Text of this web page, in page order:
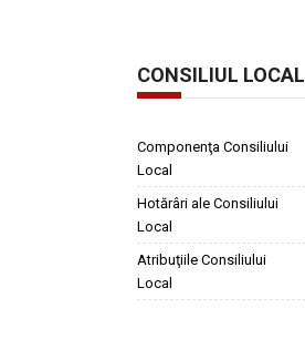
CONSILIUL LOCAL
Componenţa Consiliului
Local
Hotărâri ale Consiliului
Local
Atribuţiile Consiliului
Local